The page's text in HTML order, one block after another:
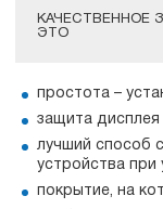
КАЧЕСТВЕННОЕ
ЭТО
простота –
защита
лучший способ
устройства при
покрытие, на